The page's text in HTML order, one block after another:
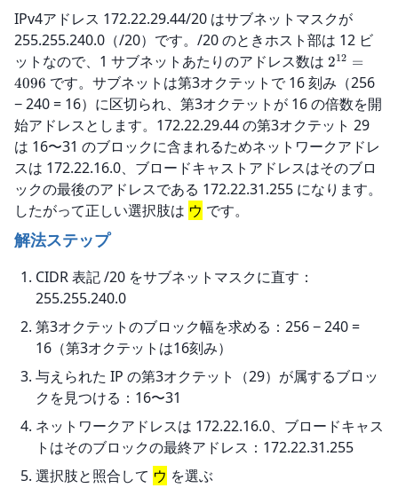
IPv4アドレス 172.22.29.44/20 はサブネットマスクが
255.255.240.0（/20）です。/20 のときホスト部は 12 ビ
ットなので、1 サブネットあたりのアドレス数は 212 =
4096 です。サブネットは第3オクテットで 16 刻み（256
− 240 = 16）に区切られ、第3オクテットが 16 の倍数を開
始アドレスとします。172.22.29.44 の第3オクテット 29
は 16〜31 のブロックに含まれるためネットワークアドレ
スは 172.22.16.0、ブロードキャストアドレスはそのブロ
ックの最後のアドレスである 172.22.31.255 になります。
したがって正しい選択肢は ウ です。
解法ステップ
CIDR 表記 /20 をサブネットマスクに直す：
255.255.240.0
第3オクテットのブロック幅を求める：256 − 240 =
16（第3オクテットは16刻み）
与えられた IP の第3オクテット（29）が属するブロッ
クを見つける：16〜31
ネットワークアドレスは 172.22.16.0、ブロードキャス
トはそのブロックの最終アドレス：172.22.31.255
選択肢と照合して ウ を選ぶ